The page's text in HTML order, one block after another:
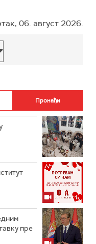
06. август 2026.
пре